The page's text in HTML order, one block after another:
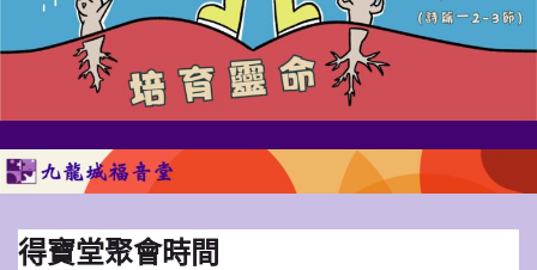
得寶堂聚會時間